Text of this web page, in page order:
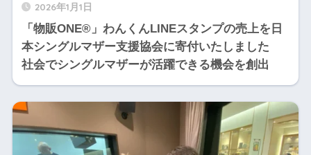
2026年1月1日
「物販ONE®」わんくんLINEスタンプの売上を日
本シングルマザー支援協会に寄付いたしました
社会でシングルマザーが活躍できる機会を創出